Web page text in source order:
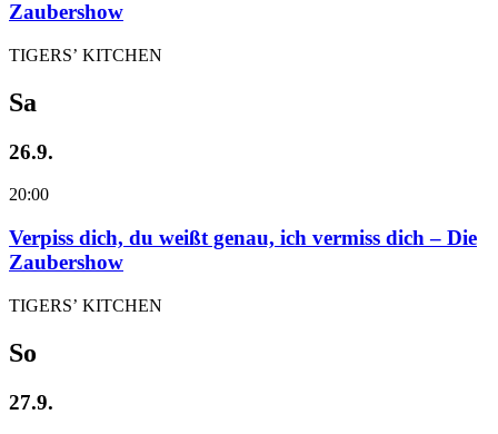
Zaubershow
TIGERS’ KITCHEN
Sa
26.9.
20:00
Verpiss dich, du weißt genau, ich vermiss dich – Die
Zaubershow
TIGERS’ KITCHEN
So
27.9.